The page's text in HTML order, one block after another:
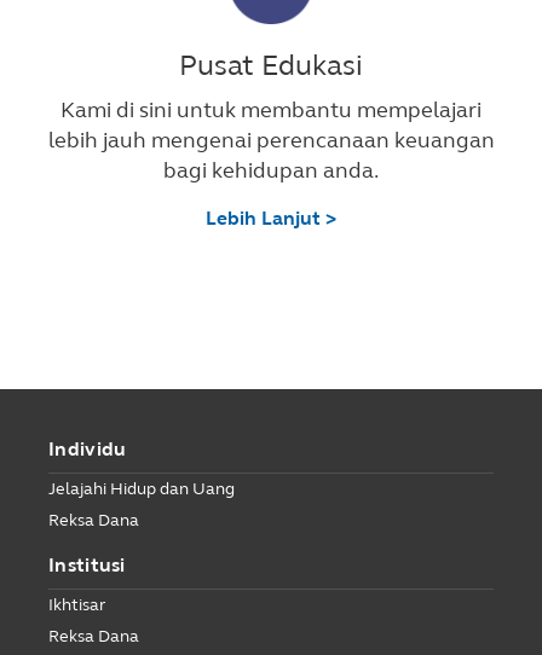
Pusat Edukasi
Kami di sini untuk membantu mempelajari
lebih jauh mengenai perencanaan keuangan
bagi kehidupan anda.
Lebih Lanjut >
Individu
Jelajahi Hidup dan Uang
Reksa Dana
Institusi
Ikhtisar
Reksa Dana